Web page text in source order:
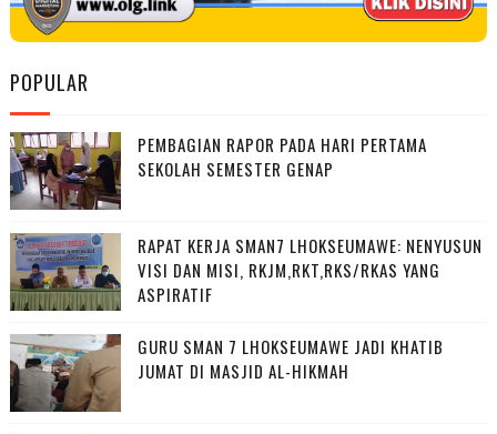
POPULAR
PEMBAGIAN RAPOR PADA HARI PERTAMA
SEKOLAH SEMESTER GENAP
RAPAT KERJA SMAN7 LHOKSEUMAWE: NENYUSUN
VISI DAN MISI, RKJM,RKT,RKS/RKAS YANG
ASPIRATIF
GURU SMAN 7 LHOKSEUMAWE JADI KHATIB
JUMAT DI MASJID AL-HIKMAH